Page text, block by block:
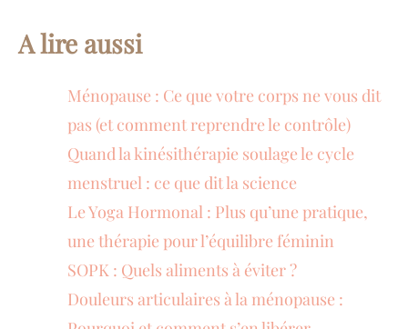
A lire aussi
Ménopause : Ce que votre corps ne vous dit
pas (et comment reprendre le contrôle)
Quand la kinésithérapie soulage le cycle
menstruel : ce que dit la science
Le Yoga Hormonal : Plus qu’une pratique,
une thérapie pour l’équilibre féminin
SOPK : Quels aliments à éviter ?
Douleurs articulaires à la ménopause :